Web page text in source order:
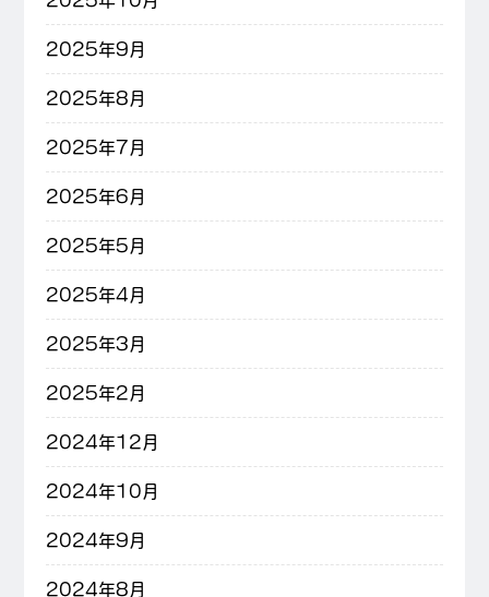
2025年9月
2025年8月
2025年7月
2025年6月
2025年5月
2025年4月
2025年3月
2025年2月
2024年12月
2024年10月
2024年9月
2024年8月